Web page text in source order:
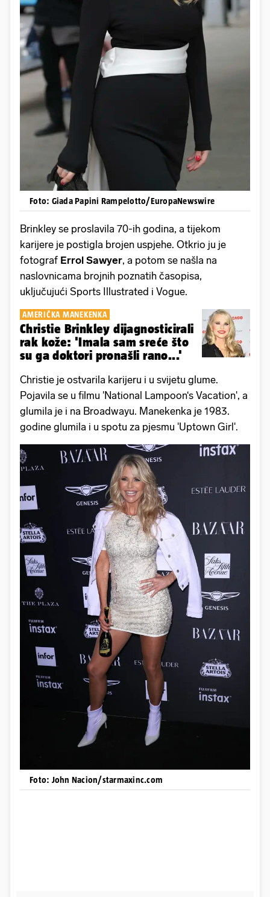
Foto: Giada Papini Rampelotto/EuropaNewswire
Brinkley se proslavila 70-ih godina, a tijekom
karijere je postigla brojen uspjehe. Otkrio ju je
fotograf Errol Sawyer, a potom se našla na
naslovnicama brojnih poznatih časopisa,
uključujući Sports Illustrated i Vogue.
AMERIČKA MANEKENKA
Christie Brinkley dijagnosticirali
rak kože: 'Imala sam sreće što
su ga doktori pronašli rano...'
Christie je ostvarila karijeru i u svijetu glume.
Pojavila se u filmu 'National Lampoon‘s Vacation', a
glumila je i na Broadwayu. Manekenka je 1983.
godine glumila i u spotu za pjesmu 'Uptown Girl'.
Foto: John Nacion/starmaxinc.com